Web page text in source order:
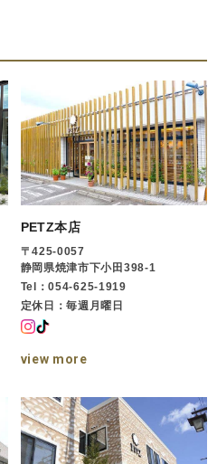
PETZ本店
〒425-0057
静岡県焼津市下小田398-1
Tel：054-625-1919
定休日：毎週月曜日
view more